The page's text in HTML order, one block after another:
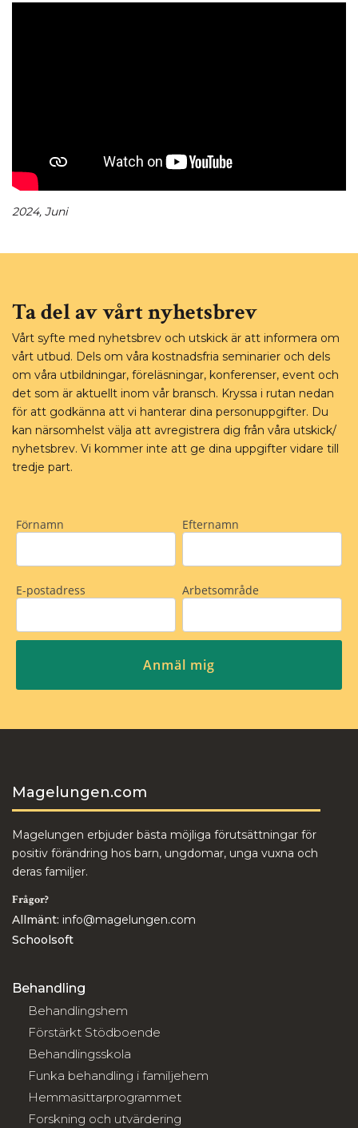
2024, Juni
Ta del av vårt nyhetsbrev
Vårt syfte med nyhetsbrev och utskick är att informera om
vårt utbud. Dels om våra kostnadsfria seminarier och dels
om våra utbildningar, föreläsningar, konferenser, event och
det som är aktuellt inom vår bransch. Kryssa i rutan nedan
för att godkänna att vi hanterar dina personuppgifter. Du
kan närsomhelst välja att avregistrera dig från våra utskick/
nyhetsbrev. Vi kommer inte att ge dina uppgifter vidare till
tredje part.
Magelungen.com
Magelungen erbjuder bästa möjliga förutsättningar för
positiv förändring hos barn, ungdomar, unga vuxna och
deras familjer.
Frågor?
Allmänt: info@magelungen.com
Schoolsoft
Behandling
Behandlingshem
Förstärkt Stödboende
Behandlingsskola
Funka behandling i familjehem
Hemmasittarprogrammet
Forskning och utvärdering